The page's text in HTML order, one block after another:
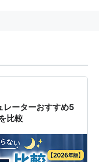
レーターおすすめ5
比較